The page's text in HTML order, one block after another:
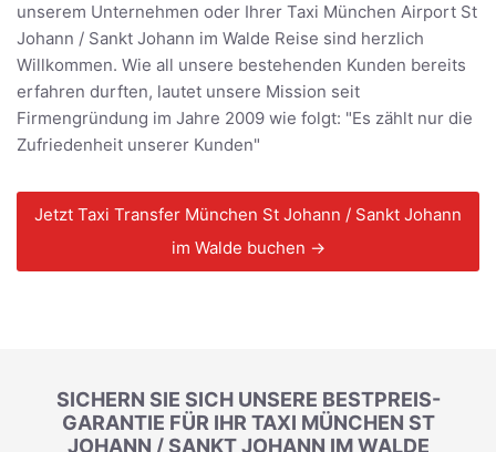
unserem Unternehmen oder Ihrer Taxi München Airport St
Johann / Sankt Johann im Walde Reise sind herzlich
Willkommen. Wie all unsere bestehenden Kunden bereits
erfahren durften, lautet unsere Mission seit
Firmengründung im Jahre 2009 wie folgt: "Es zählt nur die
Zufriedenheit unserer Kunden"
Jetzt Taxi Transfer München St Johann / Sankt Johann
im Walde buchen →
SICHERN SIE SICH UNSERE BESTPREIS-
GARANTIE FÜR IHR TAXI MÜNCHEN ST
JOHANN / SANKT JOHANN IM WALDE